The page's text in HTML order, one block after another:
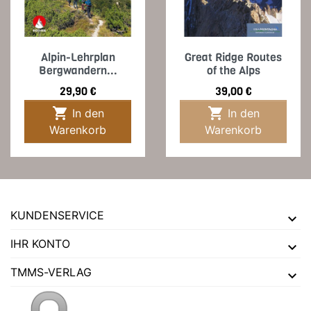
Alpin-Lehrplan
Bergwandern...
Preis
29,90 €

Warenkorb
Great Ridge Routes
of the Alps
Preis
39,00 €

Warenkorb
KUNDENSERVICE
IHR KONTO
TMMS-VERLAG